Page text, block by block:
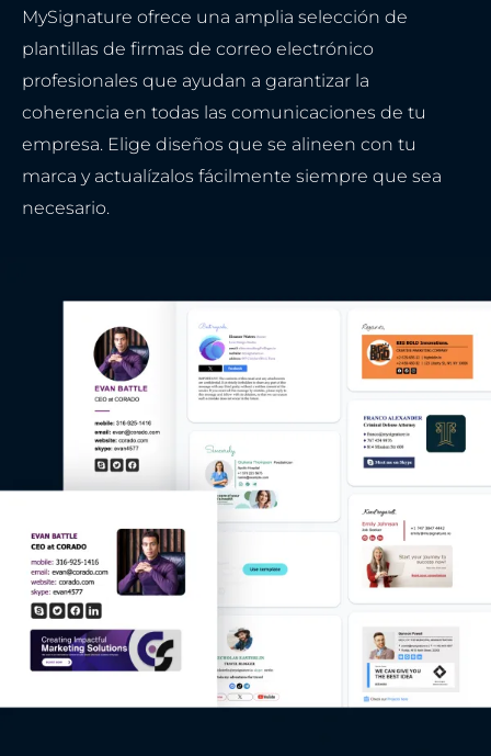
MySignature ofrece una amplia selección de
plantillas de firmas de correo electrónico
profesionales que ayudan a garantizar la
coherencia en todas las comunicaciones de tu
empresa. Elige diseños que se alineen con tu
marca y actualízalos fácilmente siempre que sea
necesario.